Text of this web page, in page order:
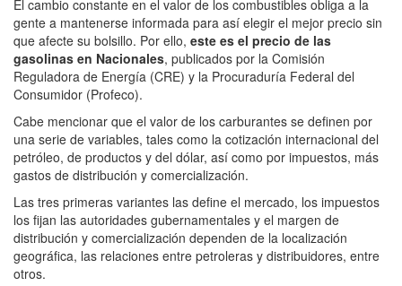
El cambio constante en el valor de los combustibles obliga a la
gente a mantenerse informada para así elegir el mejor precio sin
que afecte su bolsillo. Por ello, este es el precio de las
gasolinas en Nacionales, publicados por la Comisión
Reguladora de Energía (CRE) y la Procuraduría Federal del
Consumidor (Profeco).
Cabe mencionar que el valor de los carburantes se definen por
una serie de variables, tales como la cotización internacional del
petróleo, de productos y del dólar, así como por impuestos, más
gastos de distribución y comercialización.
Las tres primeras variantes las define el mercado, los impuestos
los fijan las autoridades gubernamentales y el margen de
distribución y comercialización dependen de la localización
geográfica, las relaciones entre petroleras y distribuidores, entre
otros.